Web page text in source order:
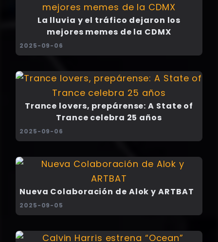
La lluvia y el tráfico dejaron los
mejores memes de la CDMX
2025-09-06
Trance lovers, prepárense: A State of
Trance celebra 25 años
2025-09-06
Nueva Colaboración de Alok y ARTBAT
2025-09-05